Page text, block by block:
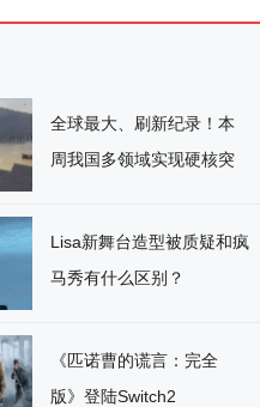
全球最大、刷新纪录！本
周我国多领域实现硬核突
Lisa新舞台造型被质疑和疯
马秀有什么区别？
《匹诺曹的谎言：完全
版》登陆Switch2